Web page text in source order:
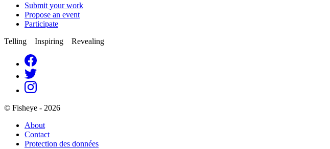
Submit your work
Propose an event
Participate
Telling Inspiring Revealing
© Fisheye - 2026
About
Contact
Protection des données